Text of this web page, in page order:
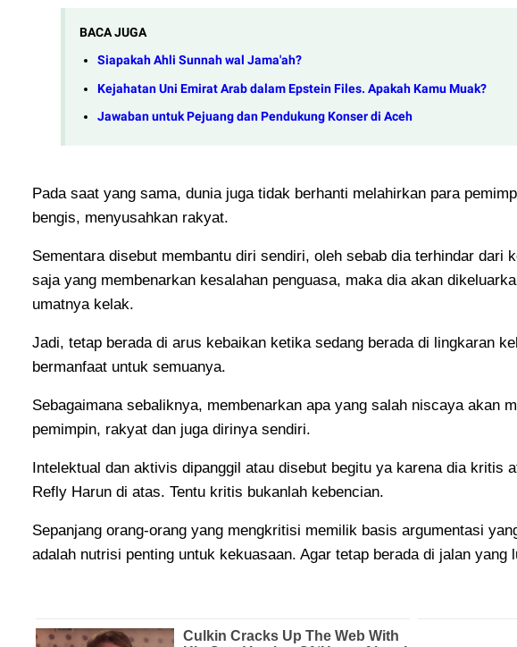
BACA JUGA
Siapakah Ahli Sunnah wal Jama'ah?
Kejahatan Uni Emirat Arab dalam Epstein Files. Apakah Kamu Muak?
Jawaban untuk Pejuang dan Pendukung Konser di Aceh
Pada saat yang sama, dunia juga tidak berhanti melahirkan para
bengis, menyusahkan rakyat.
Sementara disebut membantu diri sendiri, oleh sebab dia terhindar dari
saja yang membenarkan kesalahan penguasa, maka dia akan
umatnya kelak.
Jadi, tetap berada di arus kebaikan ketika sedang berada di lingkaran
bermanfaat untuk semuanya.
Sebagaimana sebaliknya, membenarkan apa yang salah niscaya akan
pemimpin, rakyat dan juga dirinya sendiri.
Intelektual dan aktivis dipanggil atau disebut begitu ya karena dia kritis
Refly Harun di atas. Tentu kritis bukanlah kebencian.
Sepanjang orang-orang yang mengkritisi memilik basis argumentasi
adalah nutrisi penting untuk kekuasaan. Agar tetap berada di jalan yang